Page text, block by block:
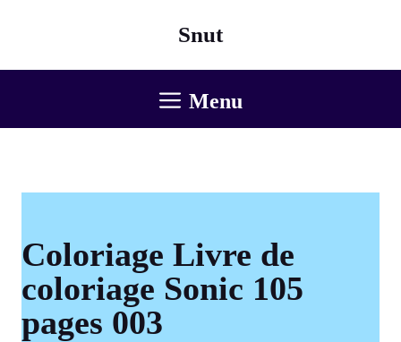
Snut
Menu
Coloriage Livre de
coloriage Sonic 105
pages 003